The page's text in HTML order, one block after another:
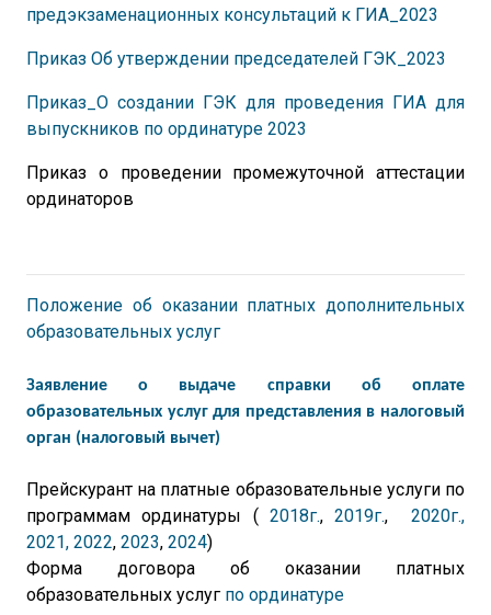
предэкзаменационных консультаций к ГИА_2023
Приказ Об утверждении председателей ГЭК_2023
Приказ_О создании ГЭК для проведения ГИА для
выпускников по ординатуре 2023
Приказ о проведении промежуточной аттестации
ординаторов
Положение об оказании платных дополнительных
образовательных услуг
Заявление о выдаче справки об оплате
образовательных услугдля представления в налоговый
орган (налоговый вычет)
Прейскурант на платные образовательные услуги по
программам ординатуры ( 2018г.,2019г.,
2020г.,
2021, 2022, 2023, 2024)
Форма договора об оказании платных
образовательных услуг по ординатуре